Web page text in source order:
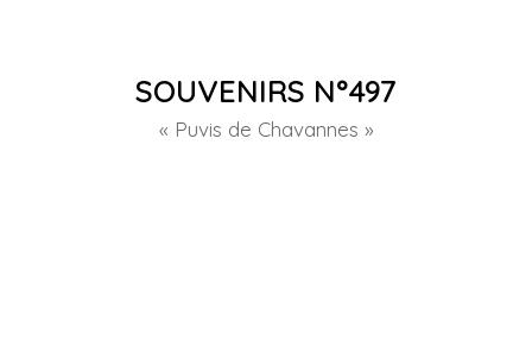
SOUVENIRS N°497
« Puvis de Chavannes »